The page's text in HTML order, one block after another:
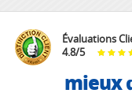
Évaluations
4.8/5
mieux